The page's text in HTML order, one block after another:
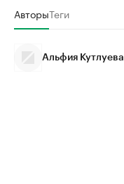
АвторыТеги
Альфия Кутлуева